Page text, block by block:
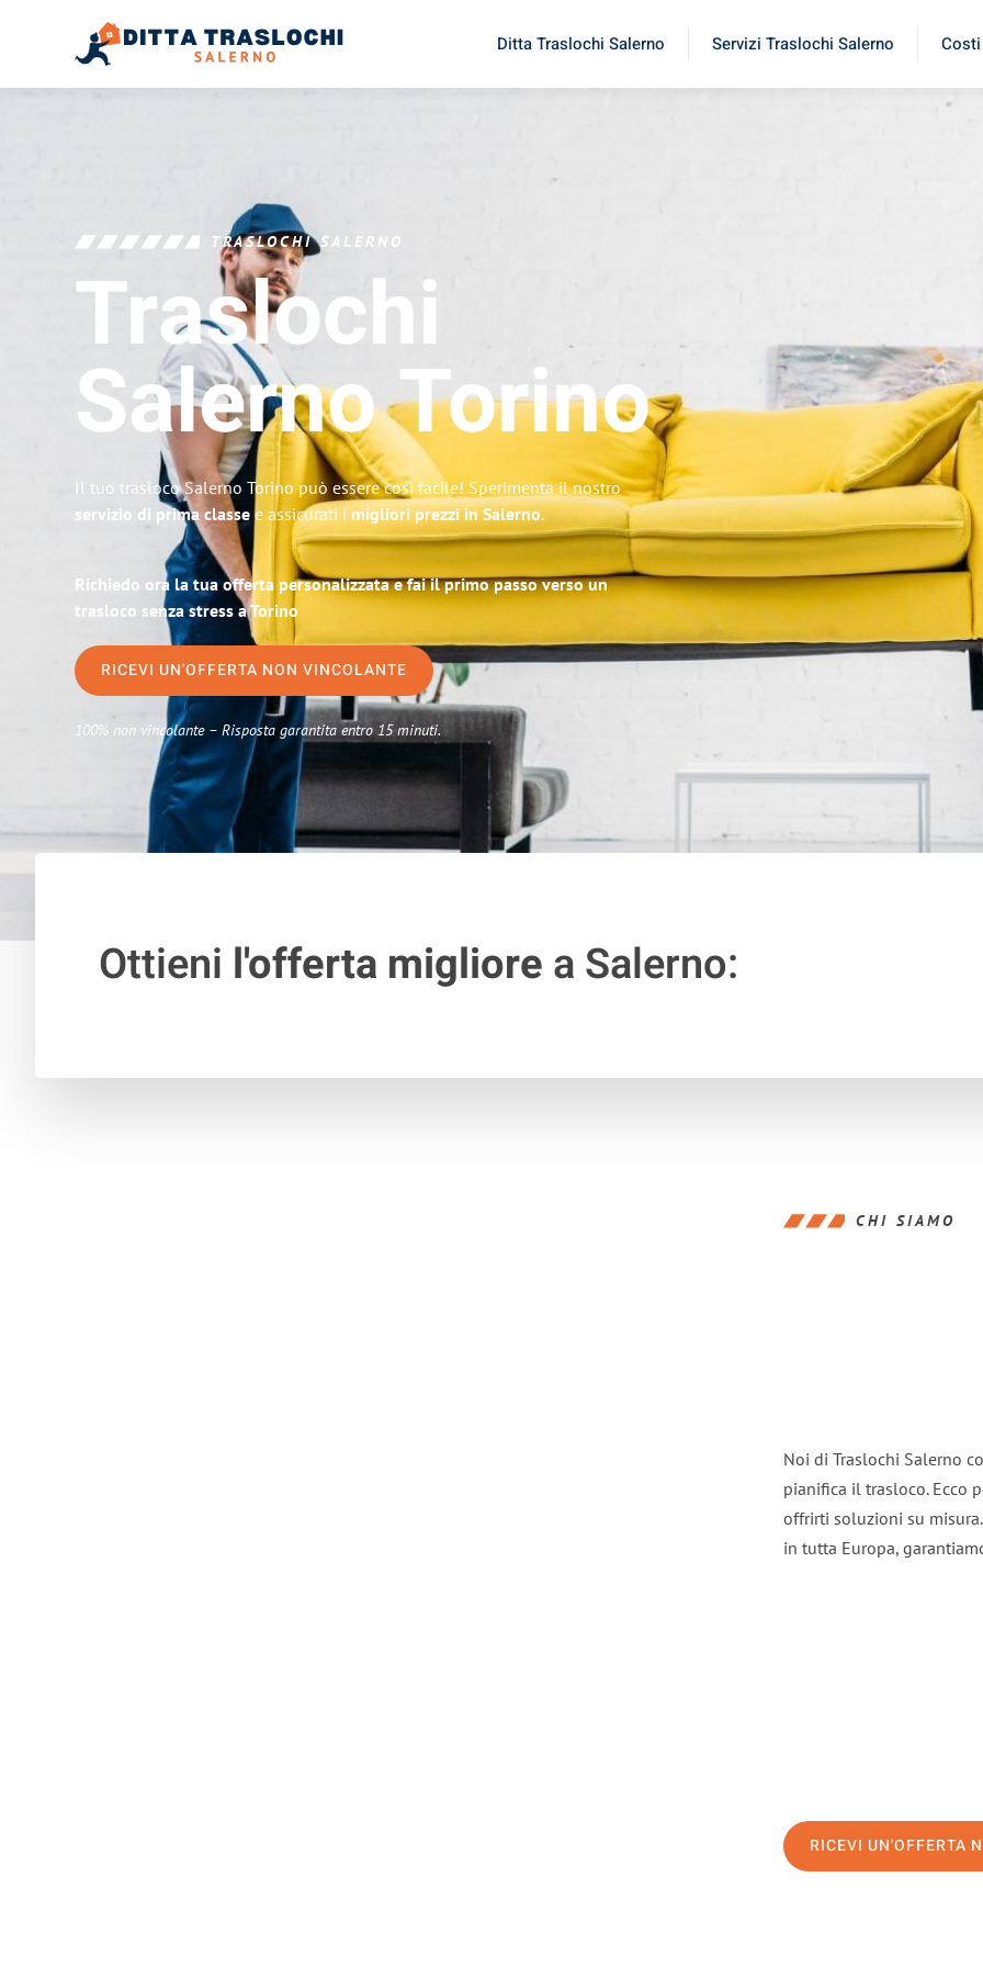
Ditta Traslochi Salerno Servizi Traslochi Salerno
TRASLOCHI SALERNO
Traslochi
SalernoTorino
Il tuo trasloco Salerno Torino può essere così facile! Sperimenta il nostro
servizio di prima classe e assicurati i migliori prezzi in Salerno.
Richiedo ora la tua offerta personalizzata e fai il primo passo verso un
trasloco senza stress a Torino
RICEVI UN'OFFERTA NON VINCOLANTE
100% non vincolante – Risposta garantita entro 15 minuti.
Ottieni l'offerta migliorea Salerno:
CHI SIAMO
Noi di Traslochi Salerno
pianifica il trasloco. Ecco
offrirti soluzioni su
in tutta Europa,
RICEVI UN'OFFERTA